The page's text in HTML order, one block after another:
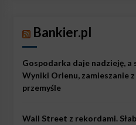
Bankier.pl
Gospodarka daje nadzieję, a
Wyniki Orlenu, zamieszanie
przemyśle
Wall Street z rekordami.